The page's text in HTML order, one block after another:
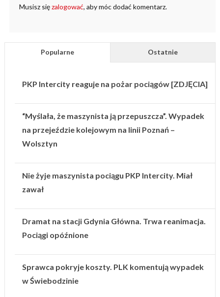
Musisz sięzalogować, aby móc dodać komentarz.
Popularne Ostatnie
PKP Intercity reaguje na pożar pociągów [ZDJĘCIA]
“Myślała, że maszynista ją przepuszcza”. Wypadek
na przejeździe kolejowym na linii Poznań –
Wolsztyn
Nie żyje maszynista pociągu PKP Intercity. Miał
zawał
Dramat na stacji Gdynia Główna. Trwa reanimacja.
Pociągi opóźnione
Sprawca pokryje koszty. PLK komentują wypadek
w Świebodzinie